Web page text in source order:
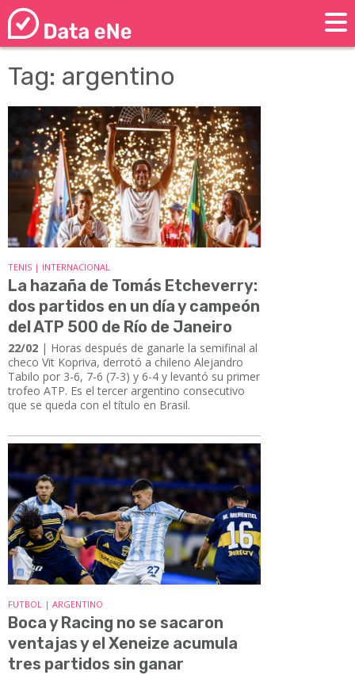
Tag: argentino
TENIS | INTERNACIONAL
La hazaña de Tomás Etcheverry:
dos partidos en un día y campeón
del ATP 500 de Río de Janeiro
22/02 | Horas después de ganarle la semifinal al
checo Vit Kopriva, derrotó a chileno Alejandro
Tabilo por 3-6, 7-6 (7-3) y 6-4 y levantó su primer
trofeo ATP. Es el tercer argentino consecutivo
que se queda con el título en Brasil.
FUTBOL | ARGENTINO
Boca y Racing no se sacaron
ventajas y el Xeneize acumula
tres partidos sin ganar